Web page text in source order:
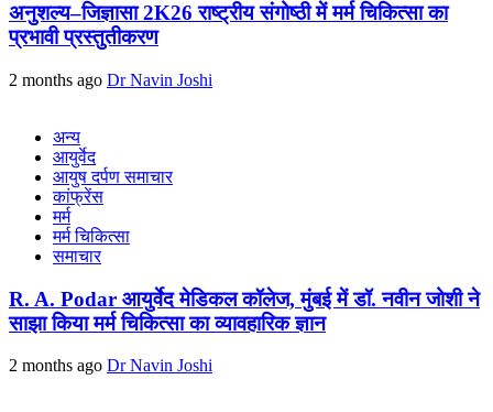
अनुशल्य–जिज्ञासा 2K26 राष्ट्रीय संगोष्ठी में मर्म चिकित्सा का
प्रभावी प्रस्तुतीकरण
2 months ago Dr Navin Joshi
अन्य
आयुर्वेद
आयुष दर्पण समाचार
कांफ्रेंस
मर्म
मर्म चिकित्सा
समाचार
R. A. Podar आयुर्वेद मेडिकल कॉलेज, मुंबई में डॉ. नवीन जोशी ने
साझा किया मर्म चिकित्सा का व्यावहारिक ज्ञान
2 months ago Dr Navin Joshi